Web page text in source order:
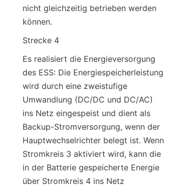
nicht gleichzeitig betrieben werden
können.
Strecke 4
Es realisiert die Energieversorgung
des ESS: Die Energiespeicherleistung
wird durch eine zweistufige
Umwandlung (DC/DC und DC/AC)
ins Netz eingespeist und dient als
Backup-Stromversorgung, wenn der
Hauptwechselrichter belegt ist. Wenn
Stromkreis 3 aktiviert wird, kann die
in der Batterie gespeicherte Energie
über Stromkreis 4 ins Netz